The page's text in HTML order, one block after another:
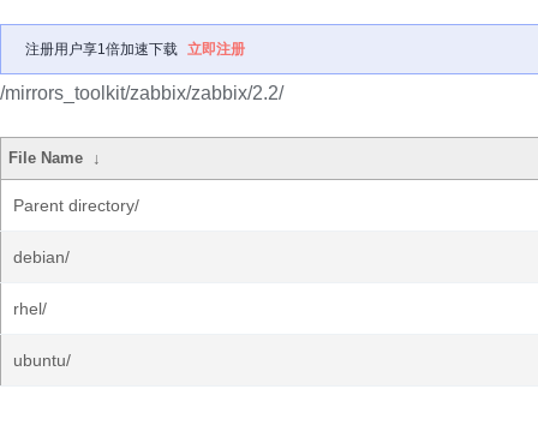
注册用户享1倍加速下载 立即注册
/mirrors_toolkit/zabbix/zabbix/2.2/
File Name ↓
Parent directory/
debian/
rhel/
ubuntu/